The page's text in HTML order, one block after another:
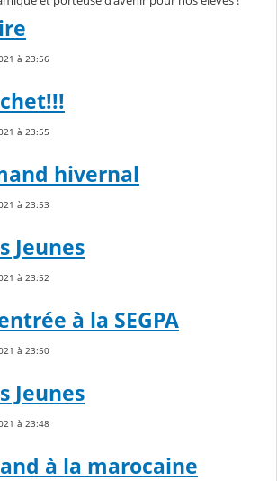
à 23:56
à 23:55
hivernal
à 23:53
Jeunes
à 23:52
à la SEGPA
à 23:50
Jeunes
à 23:48
à la marocaine